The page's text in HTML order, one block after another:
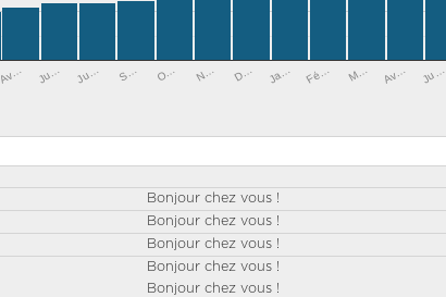
Av… Ju… Ju… S… O… N… D… Ja… Fé… M… Av… Ju…
Bonjour chez vous !
Bonjour chez vous !
Bonjour chez vous !
Bonjour chez vous !
Bonjour chez vous !